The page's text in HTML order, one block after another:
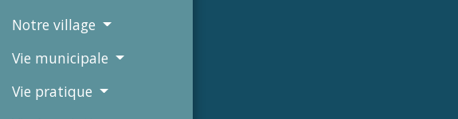
Notre village
Vie municipale
Vie pratique